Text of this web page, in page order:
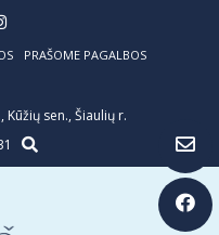
PRAŠOME PAGALBOS
sen., Šiaulių r.